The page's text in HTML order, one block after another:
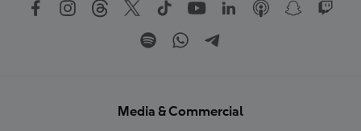
Media & Commercial